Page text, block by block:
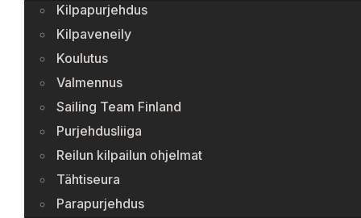
Kilpapurjehdus
Kilpaveneily
Koulutus
Valmennus
Sailing Team Finland
Purjehdusliiga
Reilun kilpailun ohjelmat
Tähtiseura
Parapurjehdus